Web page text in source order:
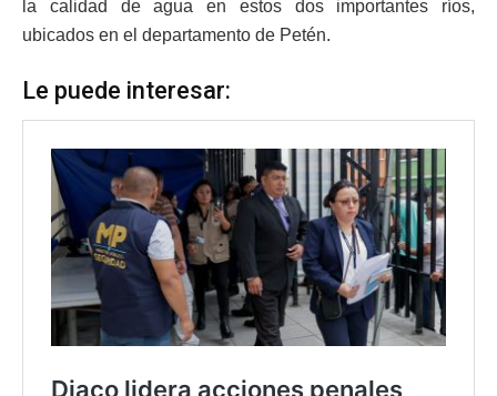
la calidad de agua en estos dos importantes ríos,
ubicados en el departamento de Petén.
Le puede interesar: